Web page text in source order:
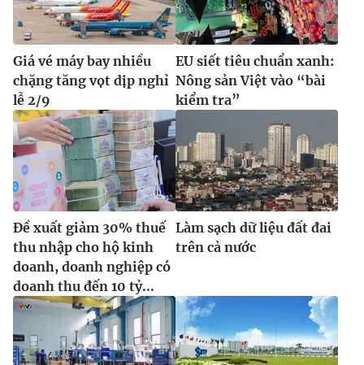
Giá vé máy bay nhiều
chặng tăng vọt dịp nghỉ
lễ 2/9
EU siết tiêu chuẩn xanh:
Nông sản Việt vào “bài
kiểm tra”
Đề xuất giảm 30% thuế
thu nhập cho hộ kinh
doanh, doanh nghiệp có
doanh thu đến 10 tỷ...
Làm sạch dữ liệu đất đai
trên cả nước